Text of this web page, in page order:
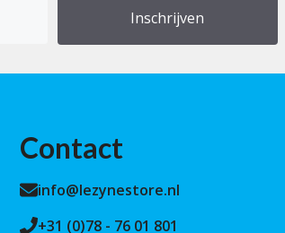
Contact
info@lezynestore.nl
+31 (0)78 - 76 01 801